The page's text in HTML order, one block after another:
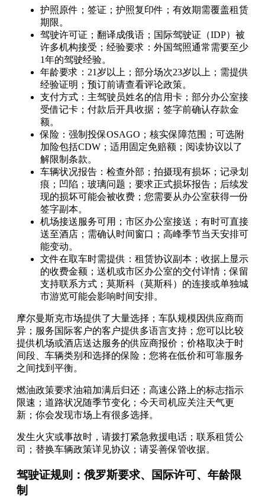
护照原件；签证；护照复印件；有效期需覆盖租赁
期限。
驾驶许可证；翻译成俄语；国际驾驶证（IDP）被
许多机构接受；经验要求：外国驾照通常需要至少
1年的驾驶经验。
年龄要求：21岁以上；部分场次23岁以上；需提供
经验证明；预订前请查看评论政策。
支付方式：主驾驶员姓名的信用卡；部分办公室接
受借记卡；付款后开具收据；签字前确认存款金
额。
保险：强制投保OSAGO；核实保障范围；可选附
加险包括CDW；适用固定免赔额；阅读协议以了
解限制条款。
车辆状况报告：检查外部；拍摄现有损坏；记录划
痕；凹陷；玻璃问题；要求正式损坏报告；后续发
现的损坏可能会被收费；您需要从办公室获得一份
签字副本。
机场接送服务可用；市区办公室接送；有时可直接
送至酒店；需确认时间窗口；高峰季节当天安排可
能变动。
文件在取车时需提供：租赁协议副本；收据上显示
的收费金额；送机或市区办公室的交付详情；保留
支持联系方式；莫斯科（莫斯科）的连接或单独城
市游览可能会影响时间安排。
摩尔曼斯克市场提供了大量选择；车队规模因供应商而
异；服务国际客户的客户提供多语言支持；您可以比较
提供机场或酒店送达服务的供应商报价；价格取决于时
间段、车辆类别和选择的保险；您将在低价和可靠服务
之间找到平衡。
燃油政策要求油箱加满后归还；高速公路上的标志指示
限速；道路状况随季节变化；今天司机应关注天气更
新；你会发现市场上有很多选择。
发生火灾或事故时，请拨打紧急救援电话；联系租赁公
司；替换车辆政策详见协议；请妥善保管收据。
驾驶证规则：俄罗斯要求、国际许可、年龄限
制